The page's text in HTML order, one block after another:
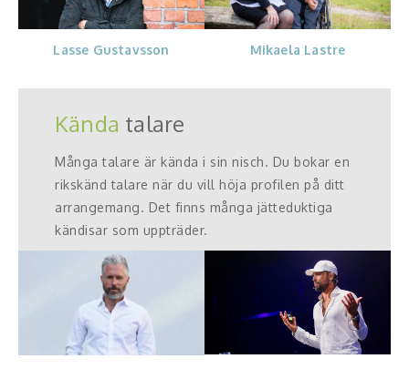
Lasse Gustavsson Mikaela Lastre
Kända talare
Många talare är kända i sin nisch. Du bokar en
rikskänd talare när du vill höja profilen på ditt
arrangemang. Det finns många jätteduktiga
kändisar som uppträder.